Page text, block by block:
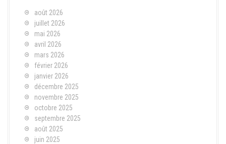
août 2026
juillet 2026
mai 2026
avril 2026
mars 2026
février 2026
janvier 2026
décembre 2025
novembre 2025
octobre 2025
septembre 2025
août 2025
juin 2025